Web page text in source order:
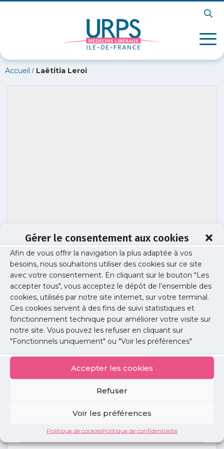
Gérer le consentement aux cookies
Afin de vous offrir la navigation la plus adaptée à vos
besoins, nous souhaitons utiliser des cookies sur ce site
avec votre consentement. En cliquant sur le bouton "Les
accepter tous", vous acceptez le dépôt de l’ensemble des
cookies, utilisés par notre site internet, sur votre terminal.
Ces cookies servent à des fins de suivi statistiques et
fonctionnement technique pour améliorer votre visite sur
notre site. Vous pouvez les refuser en cliquant sur
"Fonctionnels uniquement" ou "Voir les préférences"
Accepter les cookies
Refuser
Voir les préférences
Politique de cookiesPolitique de confidentialité
Accueil / Laëtitia Leroi
Laëtitia Leroi
Publié le :26 janvier 2026
Partager cet article :
annonces
Voir toutes les annonces